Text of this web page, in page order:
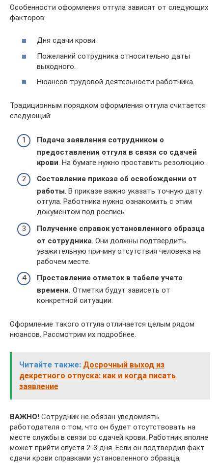
Особенности оформления отгула зависят от следующих
факторов:
Дня сдачи крови.
Пожеланий сотрудника относительно даты
выходного.
Нюансов трудовой деятельности работника.
Традиционным порядком оформления отгула считается
следующий:
Подача заявления сотрудником о
предоставлении отгула в связи со сдачей
крови . На бумаге нужно проставить резолюцию.
Составление приказа об освобождении от
работы. В приказе важно указать точную дату
отгула. Работника нужно ознакомить с этим
документом под роспись.
Получение справок установленного образца
от сотрудника . Они должны подтвердить
уважительную причину отсутствия человека на
рабочем месте.
Проставление отметок в табеле учета
времени. Отметки будут зависеть от
конкретной ситуации.
Оформление такого отгула отличается целым рядом
нюансов. Рассмотрим их подробнее.
Читайте также: Досрочный выход из
декретного отпуска: как и когда писать
заявление
ВАЖНО! Сотрудник не обязан уведомлять
работодателя о том, что он будет отсутствовать на
месте службы в связи со сдачей крови. Работник вполне
может прийти спустя 2-3 дня. Если он подтвердил факт
сдачи крови справками установленного образца,